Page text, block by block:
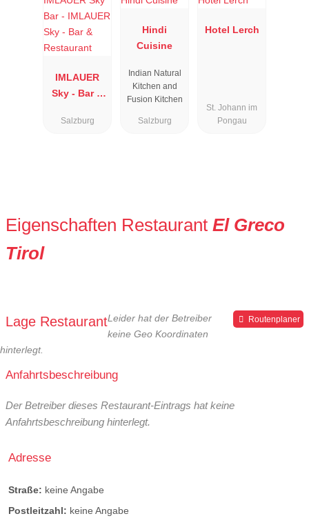
IMLAUER
Sky - Bar &
Salzburg
Hindi
Cuisine
Indian Natural
Kitchen and
Fusion Kitchen
Salzburg
Hotel Lerch
St. Johann im
Pongau
Eigenschaften Restaurant El Greco
Tirol
Lage Restaurant Routenplaner
Leider hat der Betreiber
keine Geo Koordinaten
hinterlegt.
Anfahrtsbeschreibung
Der Betreiber dieses Restaurant-Eintrags hat keine
Anfahrtsbeschreibung hinterlegt.
Adresse
Straße: keine Angabe
Postleitzahl: keine Angabe